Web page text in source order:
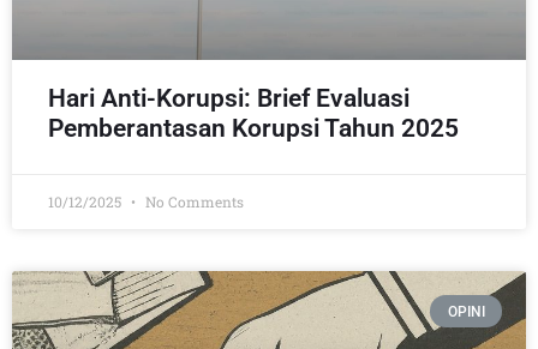
Hari Anti-Korupsi: Brief Evaluasi
Pemberantasan Korupsi Tahun 2025
10/12/2025 No Comments
OPINI